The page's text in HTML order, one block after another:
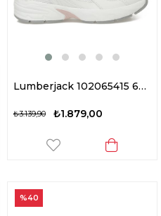
Lumberjack 102065415 6M Pol Jr 6FX Kız Çocuk Yürüyüş Ayakkabısı Beyaz
₺1.879,00
₺3.139,90
%40